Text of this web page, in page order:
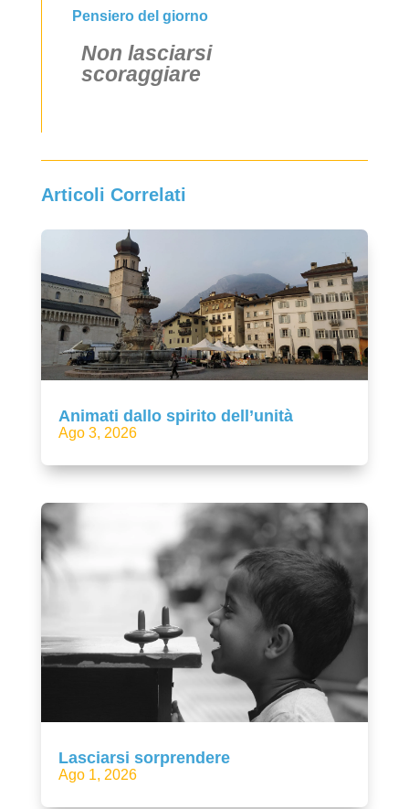
Pensiero del giorno
Non lasciarsi
scoraggiare
Articoli Correlati
Animati dallo spirito dell’unità
Ago 3, 2026
Lasciarsi sorprendere
Ago 1, 2026